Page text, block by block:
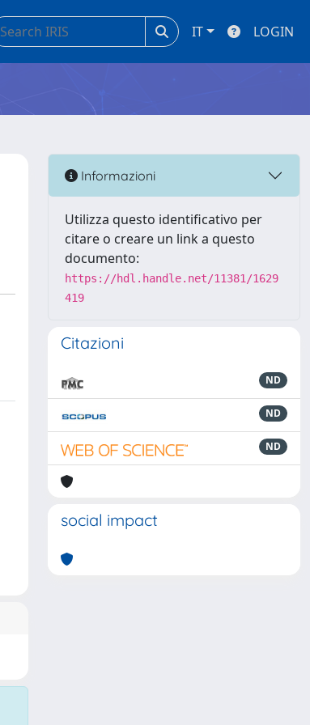
IT LOGIN
Informazioni
Utilizza questo identificativo per
citare o creare un link a questo
documento:
https://hdl.handle.net/11381/1629
419
Citazioni
ND
ND
ND
social impact